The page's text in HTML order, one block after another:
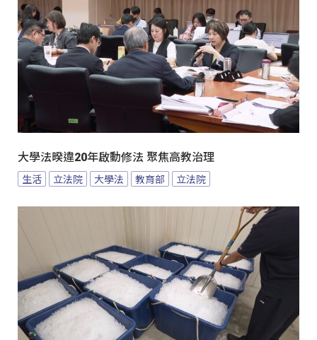
大學法暌違20年啟動修法 聚焦高教治理
生活 立法院 大學法 教育部 立法院